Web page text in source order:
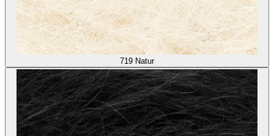
719 Natur